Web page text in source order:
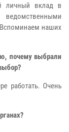
личный вклад в
наших
почему выбрали
работать. Очень